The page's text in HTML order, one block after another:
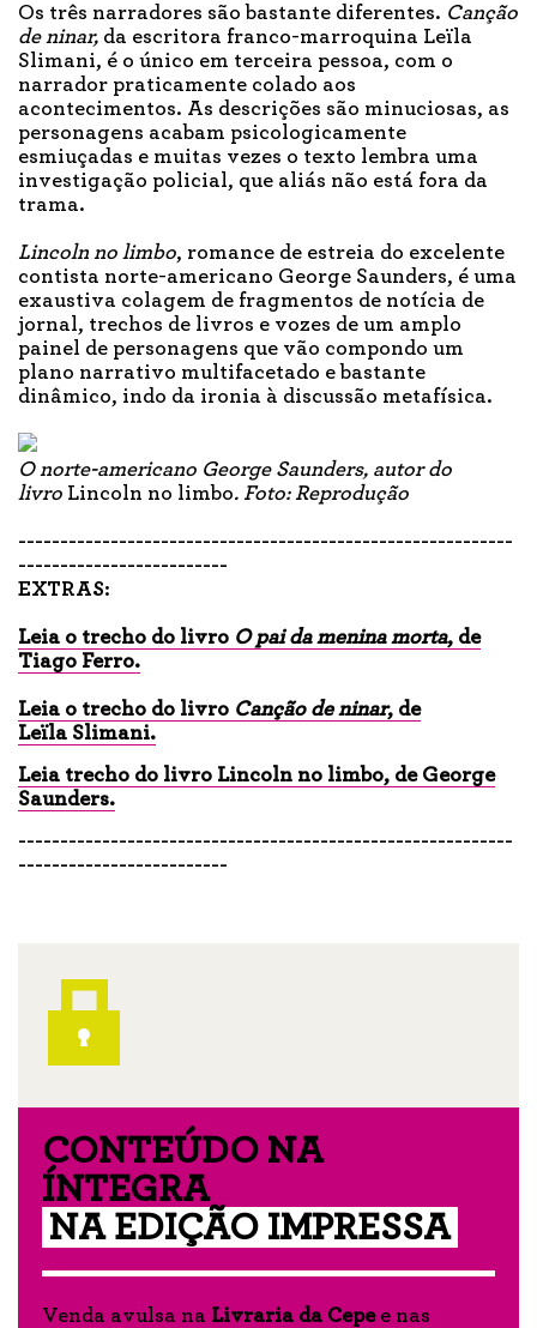
Os três narradores são bastante diferentes. Canção
de ninar, da escritora franco-marroquina Leïla
Slimani, é o único em terceira pessoa, com o
narrador praticamente colado aos
acontecimentos. As descrições são minuciosas, as
personagens acabam psicologicamente
esmiuçadas e muitas vezes o texto lembra uma
investigação policial, que aliás não está fora da
trama.
Lincoln no limbo, romance de estreia do excelente
contista norte-americano George Saunders, é uma
exaustiva colagem de fragmentos de notícia de
jornal, trechos de livros e vozes de um amplo
painel de personagens que vão compondo um
plano narrativo multifacetado e bastante
dinâmico, indo da ironia à discussão metafísica.
O norte-americano George Saunders, autor do
livro Lincoln no limbo. Foto: Reprodução
-----------------------------------------------------------
-------------------------
EXTRAS:
Leia o trecho do livro O pai da menina morta, de
Tiago Ferro.
Leia o trecho do livro Canção de ninar, de
Leïla Slimani.
Leia trecho do livro Lincoln no limbo, de George
Saunders.
-----------------------------------------------------------
-------------------------
CONTEÚDO NA
ÍNTEGRA
NA EDIÇÃO IMPRESSA
Venda avulsa na Livraria da Cepee nas